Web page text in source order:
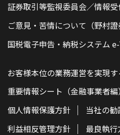
証券取引等監視委員会／情報
ご意見・苦情について（野村證
国税電子申告・納税システム
お客様本位の業務運営を実現
重要情報シート（金融事業者編）
個人情報保護方針
当社の
利益相反管理方針
最良執行